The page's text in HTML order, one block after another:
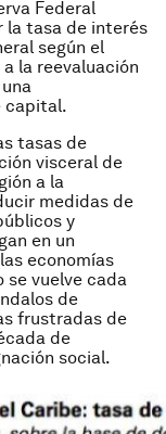
Federal
la tasa de interés
según el
la reevaluación
capital.
tasas de
visceral de
a la
medidas de
y
en un
economías
se vuelve cada
de
frustradas de
de
social.